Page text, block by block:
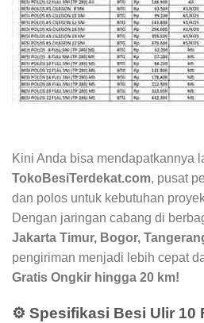
Kini Anda bisa mendapatkannya
TokoBesiTerdekat.com, pusat
dan polos untuk kebutuhan
Dengan jaringan cabang di
Jakarta Timur, Bogor,
pengiriman menjadi lebih cepat
Gratis Ongkir hingga 20 km!
⚙️ Spesifikasi Besi Ulir 10